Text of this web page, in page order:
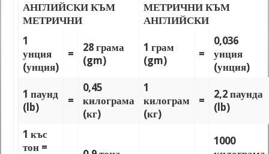
АНГЛИЙСКИ КЪМ
МЕТРИЧНИ
МЕТРИЧНИ КЪМ
АНГЛИЙСКИ
1
унция
(унция)
=
28 грама
(gm)
1 грам
(gm)
=
0,036
унция
(унция)
1 паунд
(lb)
=
0,45
килограма
(кг)
1
килограм
(кг)
=
2,2 паунда
(lb)
1 къс
тон =
1000